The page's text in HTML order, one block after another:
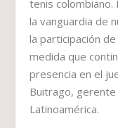
tenis colombiano.
la vanguardia de
la participación
medida que
presencia en el
Buitrago,
Latinoamérica.